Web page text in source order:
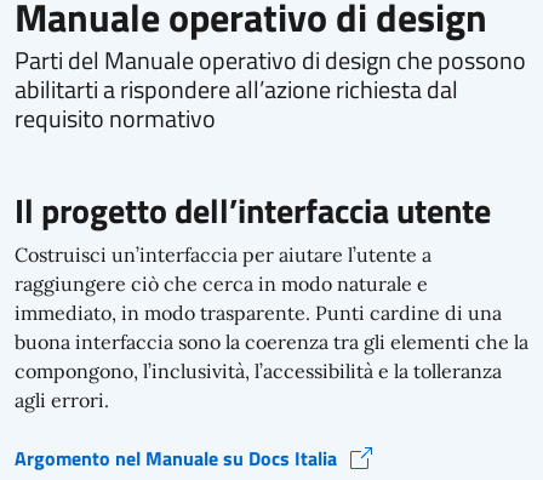
Manuale operativo di design
Parti del Manuale operativo di design che possono
abilitarti a rispondere all’azione richiesta dal
requisito normativo
Il progetto dell’interfaccia utente
Costruisci un’interfaccia per aiutare l’utente a
raggiungere ciò che cerca in modo naturale e
immediato, in modo trasparente. Punti cardine di una
buona interfaccia sono la coerenza tra gli elementi che la
compongono, l’inclusività, l’accessibilità e la tolleranza
agli errori.
Argomento nel Manuale su Docs Italia
Il progetto dell’interfaccia utente (si apre in una nuova finestra)